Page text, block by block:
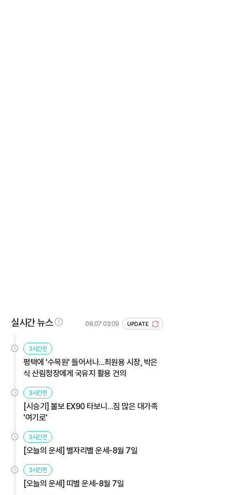
실시간 뉴스 08.07 03:09 UPDATE
3시간전
평택에 '수목원' 들어서나...최원용 시장, 박은
식 산림청장에게 국유지 활용 건의
3시간전
[시승기] 볼보 EX90 타보니…짐 많은 대가족
'여기로'
3시간전
[오늘의 운세] 별자리별 운세-8월 7일
3시간전
[오늘의 운세] 띠별 운세-8월 7일